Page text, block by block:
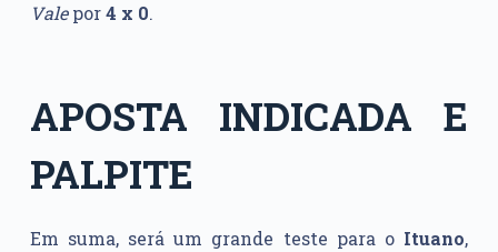
Valepor4 x 0.
APOSTA INDICADA E
PALPITE
Em suma, será um grande teste para o Ituano,